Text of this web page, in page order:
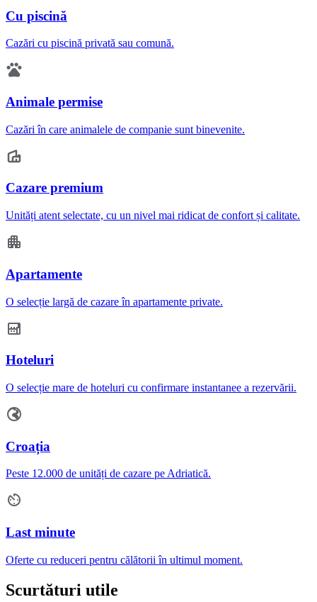
Cu piscină
Cazări cu piscină privată sau comună.
Animale permise
Cazări în care animalele de companie sunt binevenite.
Cazare premium
Unități atent selectate, cu un nivel mai ridicat de confort și calitate.
Apartamente
O selecție largă de cazare în apartamente private.
Hoteluri
O selecție mare de hoteluri cu confirmare instantanee a rezervării.
Croația
Peste 12.000 de unități de cazare pe Adriatică.
Last minute
Oferte cu reduceri pentru călătorii în ultimul moment.
Scurtături utile